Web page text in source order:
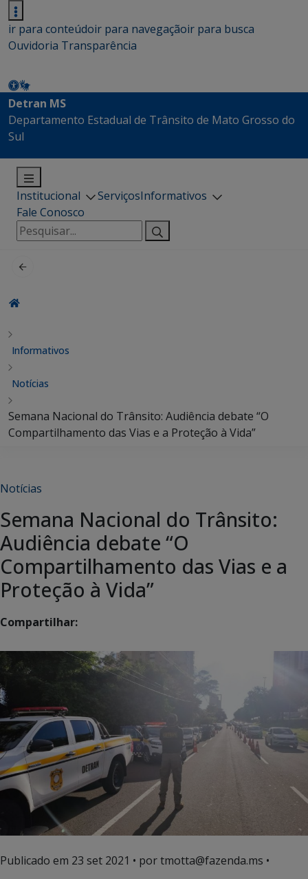
ir para conteúdoir para navegaçãoir para busca
Ouvidoria Transparência
Detran MS
Departamento Estadual de Trânsito de Mato Grosso do
Sul
Institucional ServiçosInformativos
Fale Conosco
Pesquisar
por:
Informativos
Notícias
Semana Nacional do Trânsito: Audiência debate “O
Compartilhamento das Vias e a Proteção à Vida”
Notícias
Semana Nacional do Trânsito:
Audiência debate “O
Compartilhamento das Vias e a
Proteção à Vida”
Compartilhar:
Publicado em 23 set 2021 • por tmotta@fazenda.ms •